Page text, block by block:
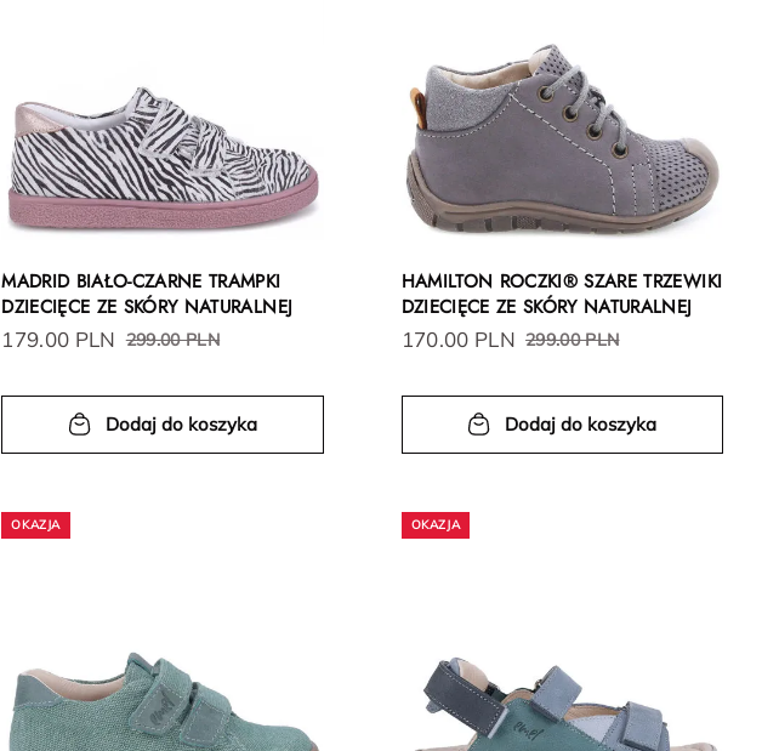
MADRID BIAŁO-CZARNE TRAMPKI
DZIECIĘCE ZE SKÓRY NATURALNEJ
179.00 PLN 299.00 PLN
Dodaj do koszyka
HAMILTON ROCZKI® SZARE TRZEWIKI
DZIECIĘCE ZE SKÓRY NATURALNEJ
170.00 PLN 299.00 PLN
Dodaj do koszyka